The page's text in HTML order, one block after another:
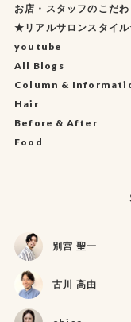
お店・スタッフのこだわ
★リアルサロンスタイ
youtube
All Blogs
Column &
Hair
Before & After
Food
別宮 聖一
古川 高由